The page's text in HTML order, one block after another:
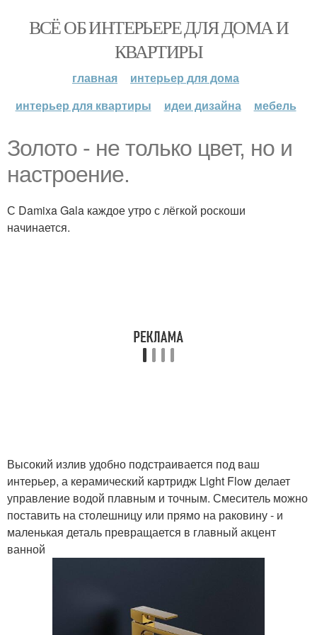
ВСЁ ОБ ИНТЕРЬЕРЕ ДЛЯ ДОМА И
КВАРТИРЫ
главная
интерьер для дома
интерьер для квартиры
идеи дизайна мебель
Золото - не только цвет, но и
настроение.
С Damixa Gala каждое утро с лёгкой роскоши
начинается.
Высокий излив удобно подстраивается под ваш
интерьер, а керамический картридж Light Flow делает
управление водой плавным и точным. Смеситель можно
поставить на столешницу или прямо на раковину - и
маленькая деталь превращается в главный акцент
ванной